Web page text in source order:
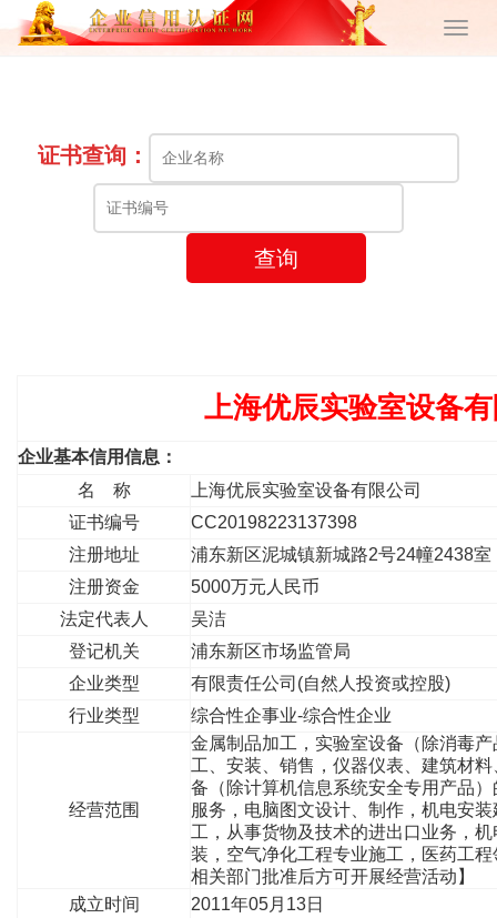
证书查询：
查询
上海优辰实验室设备
企业基本信用信息：
名 称
上海优辰实验室设备有限公司
证书编号
CC20198223137398
注册地址
浦东新区泥城镇新城路2号24幢2438室
注册资金
5000万元人民币
法定代表人
吴洁
登记机关
浦东新区市场监管局
企业类型
有限责任公司(自然人投资或控股)
行业类型
综合性企事业-综合性企业
经营范围
金属制品加工，实验室设备（除消毒
工、安装、销售，仪器仪表、建筑材
备（除计算机信息系统安全专用产品
服务，电脑图文设计、制作，机电安
工，从事货物及技术的进出口业务，
装，空气净化工程专业施工，医药工
相关部门批准后方可开展经营活动】
成立时间
2011年05月13日